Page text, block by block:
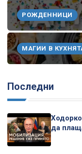
РОЖДЕННИЦИ
МАГИИ В
Последни
да